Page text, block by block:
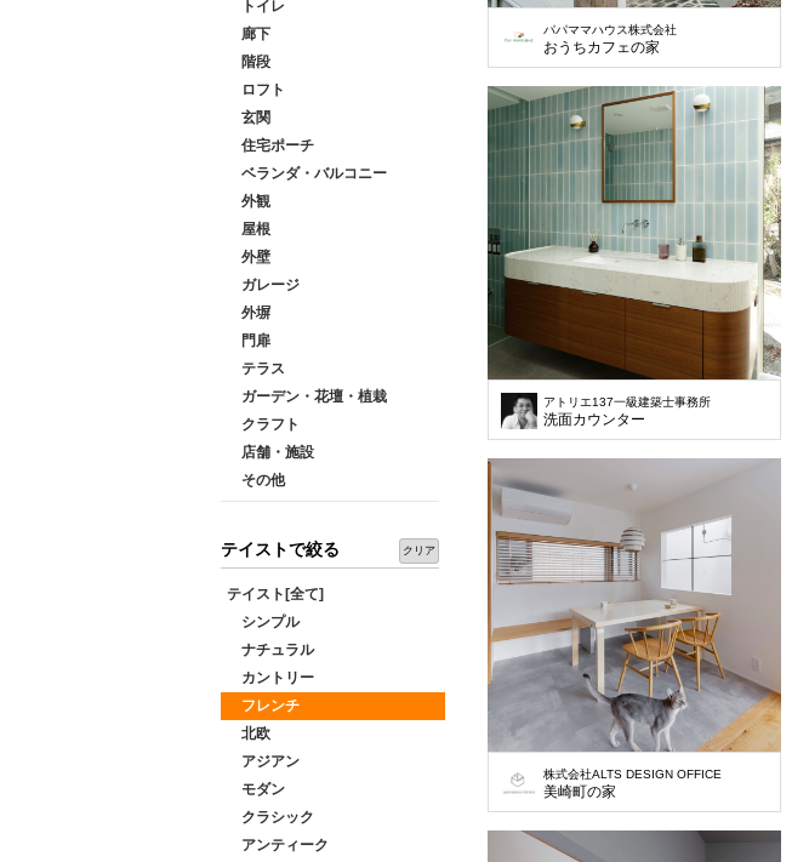
トイレ
廊下
階段
ロフト
玄関
住宅ポーチ
ベランダ・バルコニー
外観
屋根
外壁
ガレージ
外塀
門扉
テラス
ガーデン・花壇・植栽
クラフト
店舗・施設
その他
テイストで絞る クリア
テイスト[全て]
シンプル
ナチュラル
カントリー
フレンチ
北欧
アジアン
モダン
クラシック
アンティーク
パパママハウス株式会社
おうちカフェの家
アトリエ137一級建築士事務所
洗面カウンター
株式会社ALTS DESIGN OFFICE
美崎町の家